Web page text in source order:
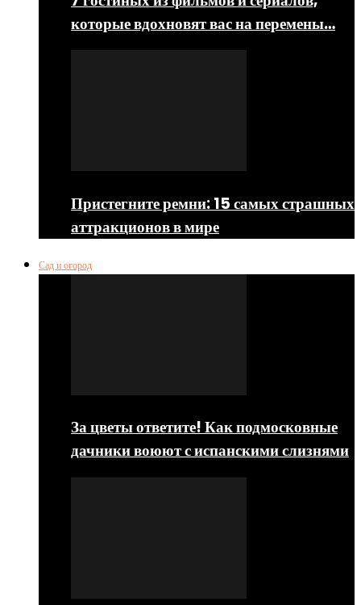
которые вдохновят вас на перемены…
Пристегните ремни: 15 самых страшных
аттракционов в мире
Сад и огород
За цветы ответите! Как подмосковные
дачники воюют с испанскими слизнями